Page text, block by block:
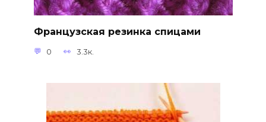
Французская резинка спицами
0 3.3к.